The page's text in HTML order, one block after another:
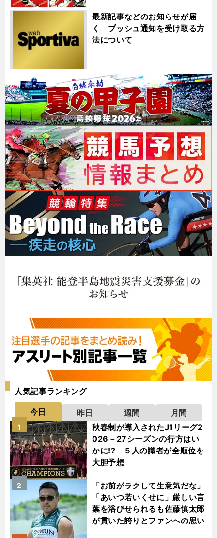
最新記事などのお知らせが届
く プッシュ通知を受け取る方
法について
人気記事ランキング
今日 昨日 週間
月間
秋春制が導入されたJ1リーグ2
026－27シーズンの行方はい
かに!? ５人の識者が全順位を
大胆予想
1
「お前がラクして生意気だな」
「あいつ若いくせに」厳しい言
葉を浴びせられるも佐藤慎太郎
が貫いた誇りとファンへの思い
2